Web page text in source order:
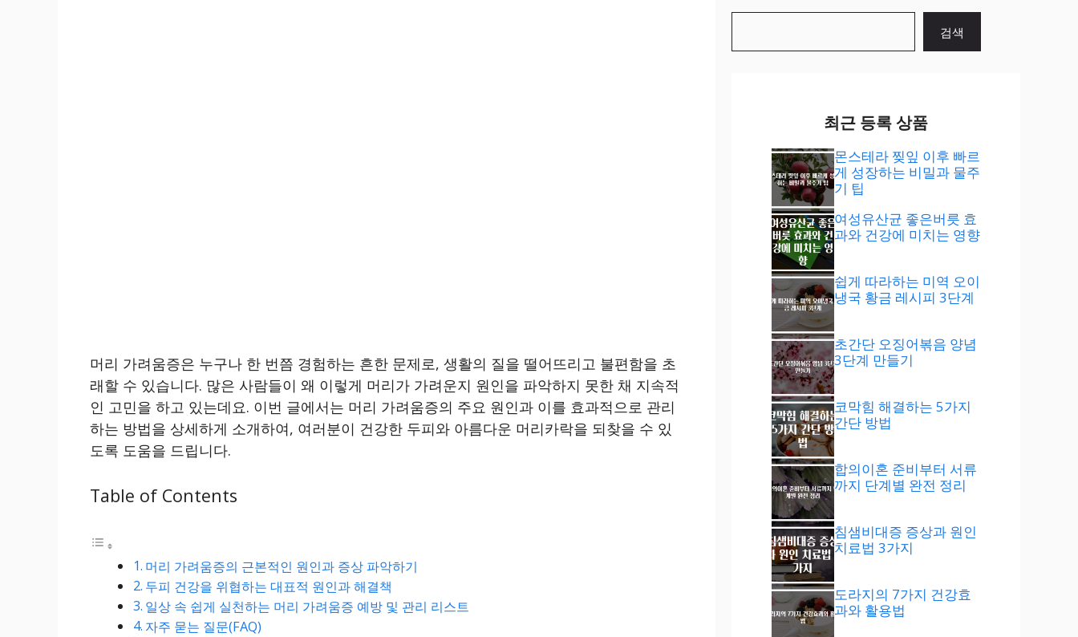
머리 가려움증은 누구나 한 번쯤 경험하는 흔한 문제로, 생활의 질을 떨어뜨리고 불편함을 초
래할 수 있습니다. 많은 사람들이 왜 이렇게 머리가 가려운지 원인을 파악하지 못한 채 지속적
인 고민을 하고 있는데요. 이번 글에서는 머리 가려움증의 주요 원인과 이를 효과적으로 관리
하는 방법을 상세하게 소개하여, 여러분이 건강한 두피와 아름다운 머리카락을 되찾을 수 있
도록 도움을 드립니다.
Table of Contents
머리 가려움증의 근본적인 원인과 증상 파악하기
두피 건강을 위협하는 대표적 원인과 해결책
일상 속 쉽게 실천하는 머리 가려움증 예방 및 관리 리스트
자주 묻는 질문(FAQ)
검색
최근 등록 상품
몬스테라 찢잎 이후 빠르
게 성장하는 비밀과 물주
기 팁
여성유산균 좋은버릇 효
과와 건강에 미치는 영향
쉽게 따라하는 미역 오이
냉국 황금 레시피 3단계
초간단 오징어볶음 양념
3단계 만들기
코막힘 해결하는 5가지
간단 방법
합의이혼 준비부터 서류
까지 단계별 완전 정리
침샘비대증 증상과 원인
치료법 3가지
도라지의 7가지 건강효
과와 활용법